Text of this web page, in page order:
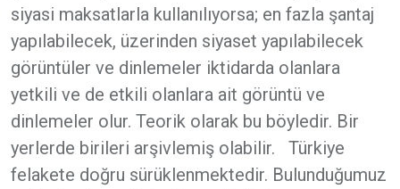
siyasi maksatlarla kullanılıyorsa; en fazla şantaj
yapılabilecek, üzerinden siyaset yapılabilecek
görüntüler ve dinlemeler iktidarda olanlara
yetkili ve de etkili olanlara ait görüntü ve
dinlemeler olur. Teorik olarak bu böyledir. Bir
yerlerde birileri arşivlemiş olabilir. Türkiye
felakete doğru sürüklenmektedir. Bulunduğumuz